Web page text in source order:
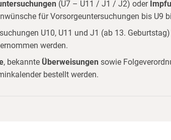
(U7 – U11 / J1 / J2) oder
für Vorsorgeuntersuchungen bis U9
U10, U11 und J1 (ab 13.
werden.
, bekannte Überweisungen sowie
bestellt werden.